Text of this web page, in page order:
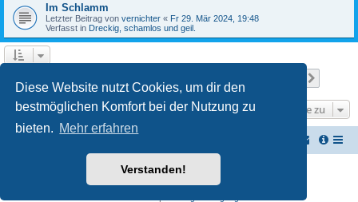
Diese Website nutzt Cookies, um dir den
bestmöglichen Komfort bei der Nutzung zu
bieten. Mehr erfahren
Verstanden!
Im Schlamm
Letzter Beitrag von vernichter « Fr 29. Mär 2024, 19:48
Verfasst in Dreckig, schamlos und geil.
Gehe zu
Powered byphpBB® Forum Software © phpBB Limited
phpBB.de